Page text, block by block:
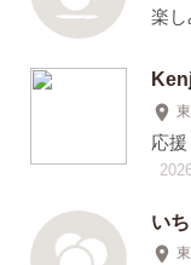
楽
応
い